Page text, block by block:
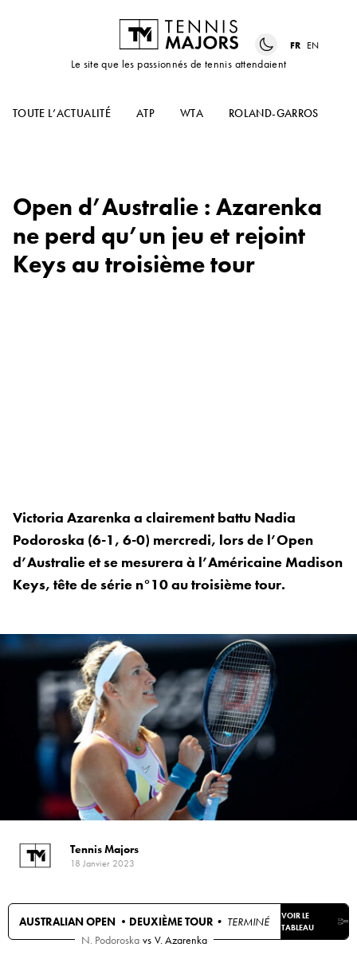
Le site que les passionnés de tennis attendaient
FR EN
TOUTE L’ACTUALITÉ ATP WTA ROLAND-GARROS
Open d’Australie : Azarenka
ne perd qu’un jeu et rejoint
Keys au troisième tour
Victoria Azarenka a clairement battu Nadia
Podoroska (6-1, 6-0) mercredi, lors de l’Open
d’Australie et se mesurera à l’Américaine Madison
Keys, tête de série n°10 au troisième tour.
Tennis Majors
18 Janvier 2023
AUSTRALIAN OPEN • DEUXIÈME TOUR • TERMINÉ
VOIR LE
TABLEAU
N. Podoroska vs V. Azarenka